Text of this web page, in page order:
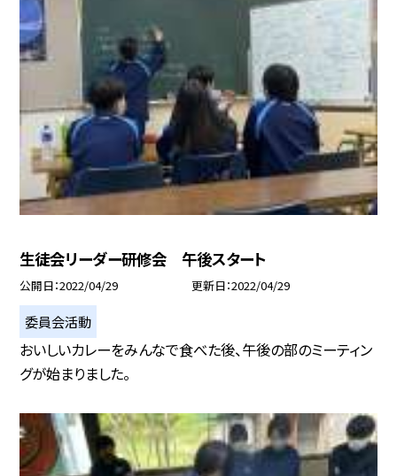
生徒会リーダー研修会 午後スタート
公開日 2022/04/29 更新日 2022/04/29
委員会活動
おいしいカレーをみんなで食べた後、午後の部のミーティン
グが始まりました。